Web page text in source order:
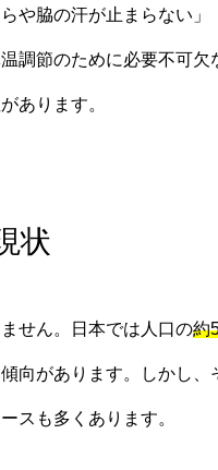
らや脇の汗が止まらない
調節のために必要不可
あります。
状
せん。日本では人口の約
向があります。しかし、
スも多くあります。